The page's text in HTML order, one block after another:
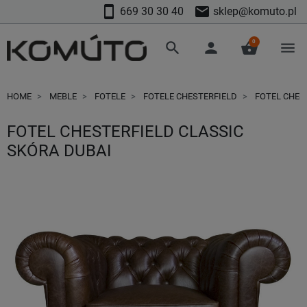
smartphone 669 30 30 40 mail sklep@komuto.pl
search person shopping_basket
0 menu
HOME MEBLE FOTELE FOTELE CHESTERFIELD FOTEL
FOTEL CHESTERFIELD CLASSIC
SKÓRA DUBAI